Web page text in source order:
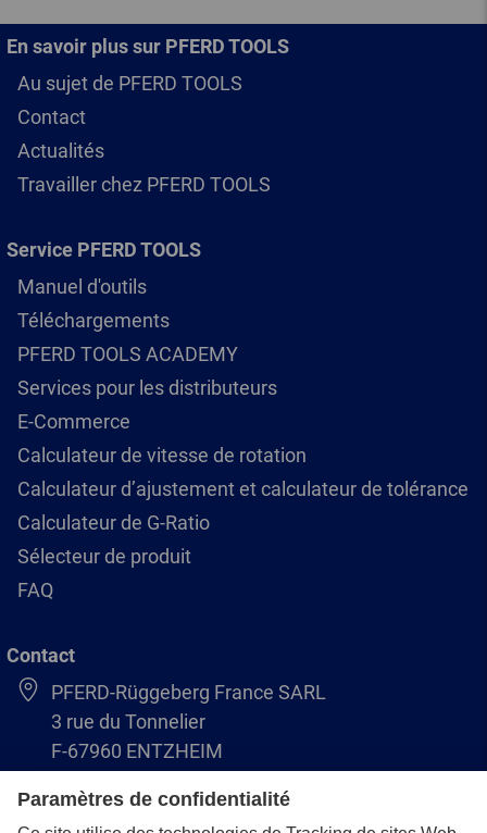
En savoir plus sur PFERD TOOLS
Au sujet de PFERD TOOLS
Contact
Actualités
Travailler chez PFERD TOOLS
Service PFERD TOOLS
Manuel d'outils
Téléchargements
PFERD TOOLS ACADEMY
Services pour les distributeurs
E-Commerce
Calculateur de vitesse de rotation
Calculateur d’ajustement et calculateur de tolérance
Calculateur de G-Ratio
Sélecteur de produit
FAQ
Contact
PFERD-Rüggeberg France SARL
3 rue du Tonnelier
F-67960 ENTZHEIM
+33 3 88 49 72 50